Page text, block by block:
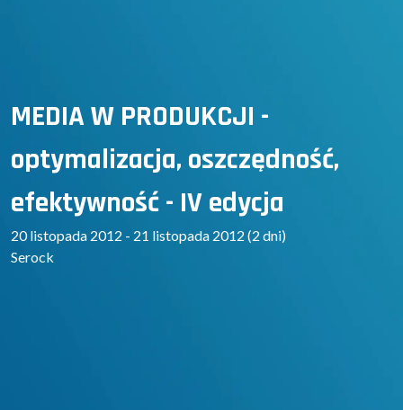
MEDIA W PRODUKCJI -
optymalizacja, oszczędność,
efektywność - IV edycja
20 listopada 2012 - 21 listopada 2012 (2 dni)
Serock